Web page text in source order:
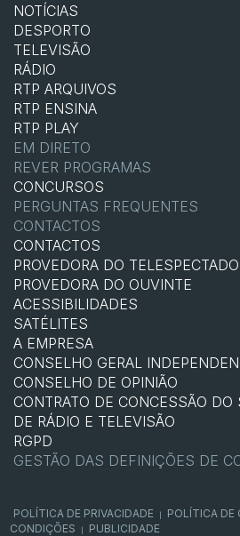
NOTÍCIAS
DESPORTO
TELEVISÃO
RÁDIO
RTP ARQUIVOS
RTP ENSINA
RTP PLAY
EM DIRETO
REVER PROGRAMAS
CONCURSOS
PERGUNTAS FREQUENTES
CONTACTOS
CONTACTOS
PROVEDORA DO
PROVEDORA DO OUVINTE
ACESSIBILIDADES
SATÉLITES
A EMPRESA
CONSELHO GERAL
CONSELHO DE OPINIÃO
CONTRATO DE CONCESSÃO DO
DE RÁDIO E TELEVISÃO
RGPD
GESTÃO DAS DEFINIÇÕES DE
POLÍTICA DE PRIVACIDADE POLÍTICA DE
CONDIÇÕES
PUBLICIDADE